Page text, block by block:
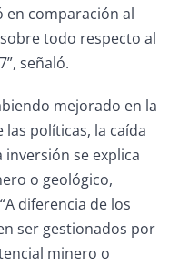
en comparación al
todo respecto al
señaló.
mejorado en la
políticas, la caída
se explica
o geológico,
diferencia de los
ser gestionados por
minero o